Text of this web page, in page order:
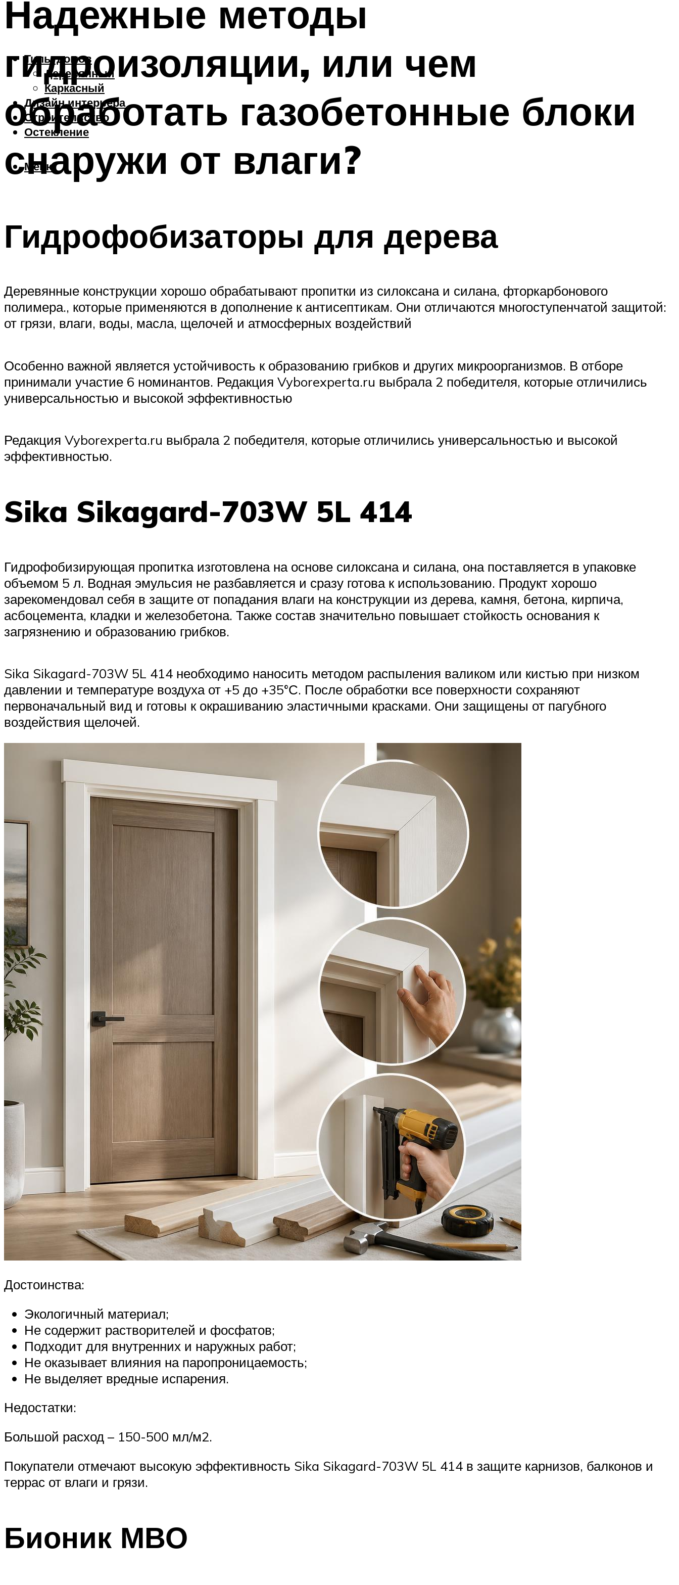
Типы домов
Деревянный
Каркасный
Дизайн интерьера
Строительство
Остекление
Меню
Надежные методы
гидроизоляции, или чем
обработать газобетонные блоки
снаружи от влаги?
Гидрофобизаторы для дерева
Деревянные конструкции хорошо обрабатывают пропитки из силоксана и силана, фторкарбонового
полимера., которые применяются в дополнение к антисептикам. Они отличаются многоступенчатой защитой:
от грязи, влаги, воды, масла, щелочей и атмосферных воздействий
Особенно важной является устойчивость к образованию грибков и других микроорганизмов. В отборе
принимали участие 6 номинантов. Редакция Vyborexperta.ru выбрала 2 победителя, которые отличились
универсальностью и высокой эффективностью
Редакция Vyborexperta.ru выбрала 2 победителя, которые отличились универсальностью и высокой
эффективностью.
Sika Sikagard-703W 5L 414
Гидрофобизирующая пропитка изготовлена на основе силоксана и силана, она поставляется в упаковке
объемом 5 л. Водная эмульсия не разбавляется и сразу готова к использованию. Продукт хорошо
зарекомендовал себя в защите от попадания влаги на конструкции из дерева, камня, бетона, кирпича,
асбоцемента, кладки и железобетона. Также состав значительно повышает стойкость основания к
загрязнению и образованию грибков.
Sika Sikagard-703W 5L 414 необходимо наносить методом распыления валиком или кистью при низком
давлении и температуре воздуха от +5 до +35°С. После обработки все поверхности сохраняют
первоначальный вид и готовы к окрашиванию эластичными красками. Они защищены от пагубного
воздействия щелочей.
Достоинства:
Экологичный материал;
Не содержит растворителей и фосфатов;
Подходит для внутренних и наружных работ;
Не оказывает влияния на паропроницаемость;
Не выделяет вредные испарения.
Недостатки:
Большой расход – 150-500 мл/м2.
Покупатели отмечают высокую эффективность Sika Sikagard-703W 5L 414 в защите карнизов, балконов и
террас от влаги и грязи.
Бионик МВО